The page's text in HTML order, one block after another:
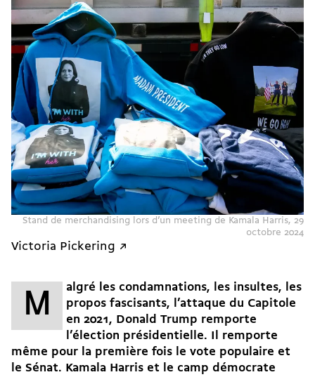
Stand de merchandising lors d’un meeting de Kamala Harris, 29
octobre 2024
Victoria Pickering ↗
M
algré les condamnations, les insultes, les
propos fascisants, l’attaque du Capitole
en 2021, Donald Trump remporte
l’élection présidentielle. Il remporte
même pour la première fois le vote populaire et
le Sénat. Kamala Harris et le camp démocrate